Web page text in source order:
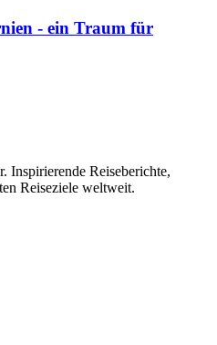
- ein Traum für
Inspirierende Reiseberichte,
Reiseziele weltweit.